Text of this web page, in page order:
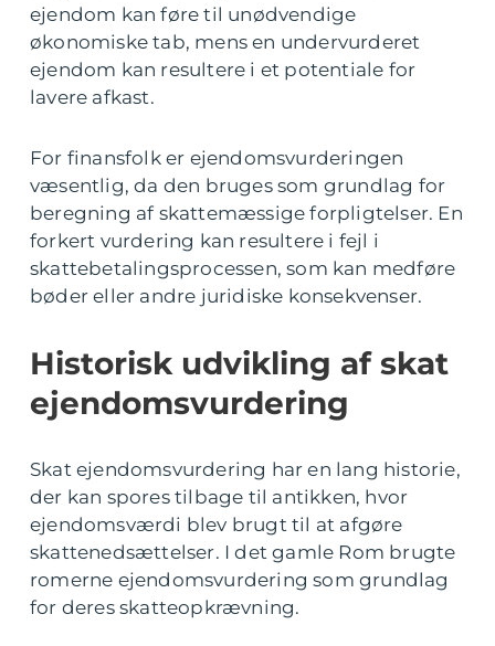
ejendom kan føre til unødvendige
økonomiske tab, mens en undervurderet
ejendom kan resultere i et potentiale for
lavere afkast.
For finansfolk er ejendomsvurderingen
væsentlig, da den bruges som grundlag for
beregning af skattemæssige forpligtelser. En
forkert vurdering kan resultere i fejl i
skattebetalingsprocessen, som kan medføre
bøder eller andre juridiske konsekvenser.
Historisk udvikling af skat
ejendomsvurdering
Skat ejendomsvurdering har en lang historie,
der kan spores tilbage til antikken, hvor
ejendomsværdi blev brugt til at afgøre
skattenedsættelser. I det gamle Rom brugte
romerne ejendomsvurdering som grundlag
for deres skatteopkrævning.